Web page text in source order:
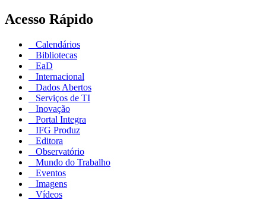
Acesso Rápido
Calendários
Bibliotecas
EaD
Internacional
Dados Abertos
Serviços de TI
Inovação
Portal Integra
IFG Produz
Editora
Observatório
Mundo do Trabalho
Eventos
Imagens
Vídeos